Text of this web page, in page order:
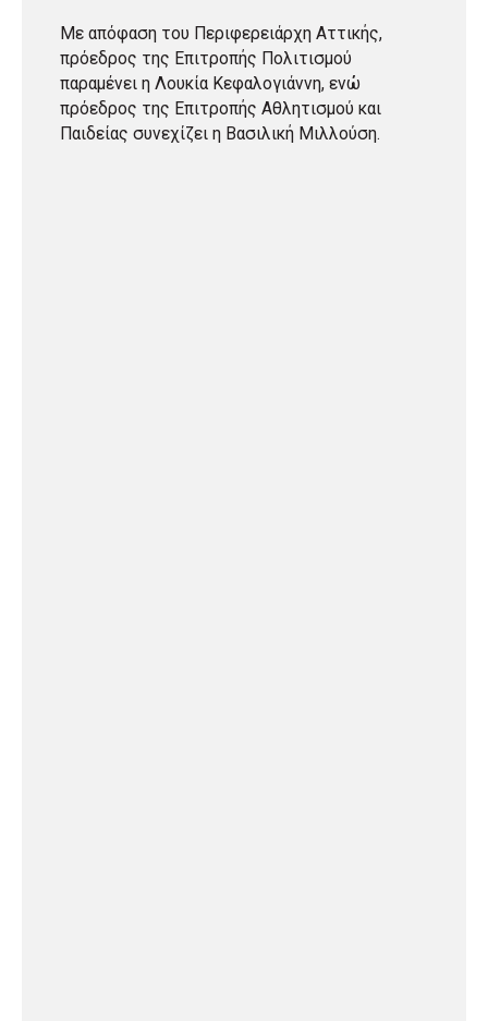
Με απόφαση του Περιφερειάρχη Αττικής,
πρόεδρος της Επιτροπής Πολιτισμού
παραμένει η Λουκία Κεφαλογιάννη, ενώ
πρόεδρος της Επιτροπής Αθλητισμού και
Παιδείας συνεχίζει η Βασιλική Μιλλούση.